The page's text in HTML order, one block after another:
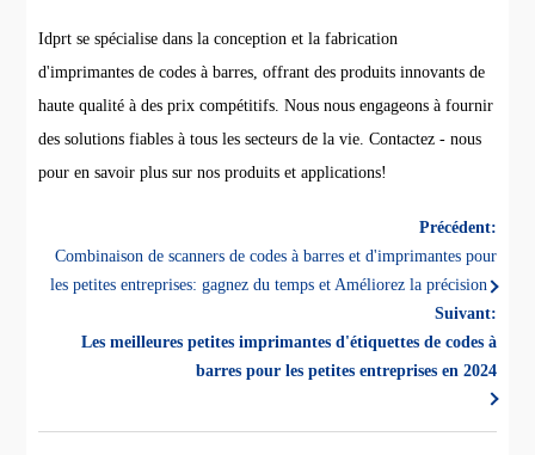
Idprt se spécialise dans la conception et la fabrication
d'imprimantes de codes à barres, offrant des produits innovants de
haute qualité à des prix compétitifs. Nous nous engageons à fournir
des solutions fiables à tous les secteurs de la vie. Contactez - nous
pour en savoir plus sur nos produits et applications!
Précédent:
Combinaison de scanners de codes à barres et d'imprimantes pour
les petites entreprises: gagnez du temps et Améliorez la précision
Suivant:
Les meilleures petites imprimantes d'étiquettes de codes à
barres pour les petites entreprises en 2024